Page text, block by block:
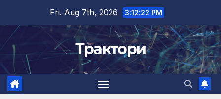
content
Fri. Aug 7th, 2026 3:12:23 PM
Трактори